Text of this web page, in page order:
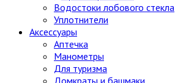
Водостоки лобового стекла
Уплотнители
Аксессуары
Аптечка
Манометры
Для туризма
Домкраты и башмаки